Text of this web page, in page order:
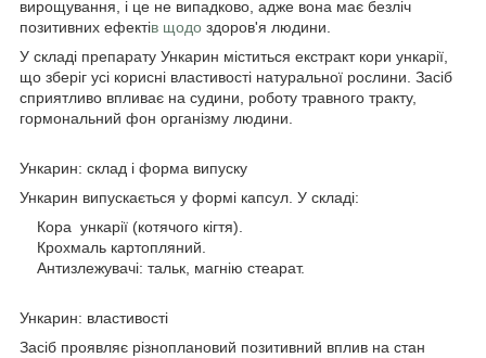
вирощування, і це не випадково, адже вона має безліч
позитивних ефектів щодо здоров'я людини.
У складі препарату Ункарин міститься екстракт кори ункарії,
що зберіг усі корисні властивості натуральної рослини. Засіб
сприятливо впливає на судини, роботу травного тракту,
гормональний фон організму людини.
Ункарин: склад і форма випуску
Ункарин випускається у формі капсул. У складі:
Кора ункарії (котячого кігтя).
Крохмаль картопляний.
Антизлежувачі: тальк, магнію стеарат.
Ункарин: властивості
Засіб проявляє різноплановий позитивний вплив на стан